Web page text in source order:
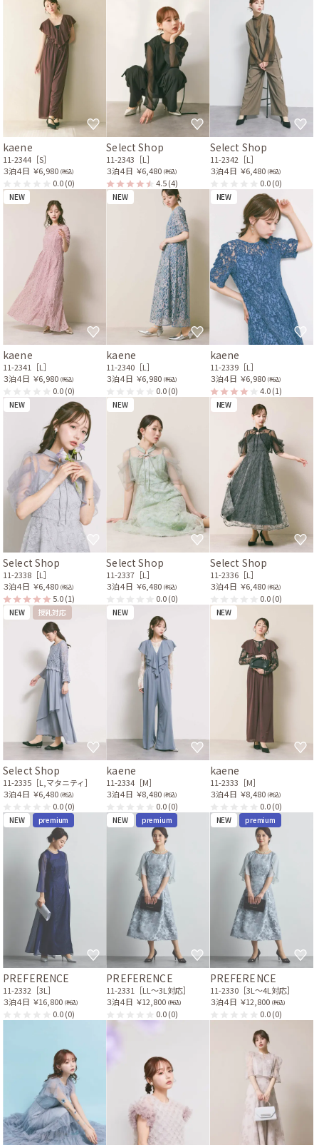
kaene
11-2344［S］
３泊４日 ￥6,980 (税込)
0.0(0)
Select Shop
11-2343［L］
３泊４日 ￥6,480 (税込)
4.5(4)
Select Shop
11-2342［L］
３泊４日 ￥6,480 (税込)
0.0(0)
NEW
kaene
11-2341［L］
３泊４日 ￥6,980 (税込)
0.0(0)
NEW
kaene
11-2340［L］
３泊４日 ￥6,980 (税込)
0.0(0)
NEW
kaene
11-2339［L］
３泊４日 ￥6,980 (税込)
4.0(1)
NEW
Select Shop
11-2338［L］
３泊４日 ￥6,480 (税込)
5.0(1)
NEW
Select Shop
11-2337［L］
３泊４日 ￥6,480 (税込)
0.0(0)
NEW
Select Shop
11-2336［L］
３泊４日 ￥6,480 (税込)
0.0(0)
NEW 授乳対応
Select Shop
11-2335［L,マタニティ］
３泊４日 ￥6,480 (税込)
0.0(0)
NEW
kaene
11-2334［M］
３泊４日 ￥8,480 (税込)
0.0(0)
NEW
kaene
11-2333［M］
３泊４日 ￥8,480 (税込)
0.0(0)
NEW premium
PREFERENCE
11-2332［3L］
３泊４日 ￥16,800 (税込)
0.0(0)
NEW premium
PREFERENCE
11-2331［LL〜3L対応］
３泊４日 ￥12,800 (税込)
0.0(0)
NEW premium
PREFERENCE
11-2330［3L〜4L対応］
３泊４日 ￥12,800 (税込)
0.0(0)